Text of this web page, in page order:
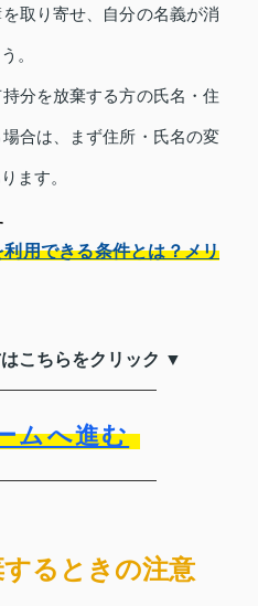
取り寄せ、自分の名義が消
。
分を放棄する方の氏名・住
合は、まず住所・氏名の変
ます。
用できる条件とは？メリ
こちらをクリック ▼
ムへ進む
るときの注意